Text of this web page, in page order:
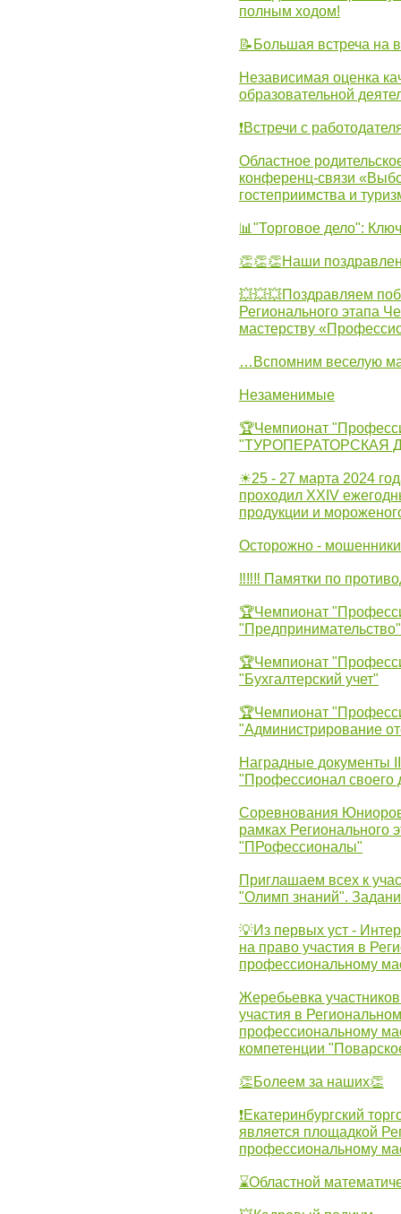
полным ходом!
📝Большая встреча на
Независимая оценка
образовательной
❗Встречи с
Областное
конференц-связи
гостеприимства и
📊"Торговое дело":
👏👏👏Наши
💥💥💥Поздравляем
Регионального этапа
мастерству
…Вспомним веселую
Незаменимые
🏆Чемпионат
"ТУРОПЕРАТОРСКАЯ
☀25 - 27 марта 2024
проходил XXIV
продукции и
Осторожно -
‼‼‼ Памятки по
🏆Чемпионат
"Предпринимательство"
🏆Чемпионат
"Бухгалтерский учет"
🏆Чемпионат
"Администрирование
Наградные документы
"Профессионал своего
Соревнования
рамках Регионального
"ПРофессионалы"
Приглашаем всех к
"Олимп знаний".
💡Из первых уст -
на право участия в
профессиональному
Жеребьевка
участия в
профессиональному
компетенции
👏Болеем за наших👏
❗Екатеринбургский
является площадкой
профессиональному
⌛Областной